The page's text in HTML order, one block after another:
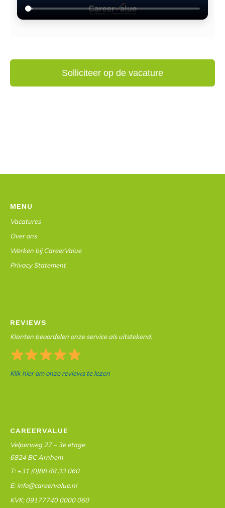
MENU
Vacatures
Over ons
Werken bij CareerValue
Privacy Statement
REVIEWS
Klanten beoordelen onze service als uitstekend.
Klik hier om onze reviews te lezen
CAREERVALUE
Velperweg 27 – 3e etage
6824 BC Arnhem
T: +31 (0)88 88 33 060
E: info@careervalue.nl
KVK: 09177740 0000 060